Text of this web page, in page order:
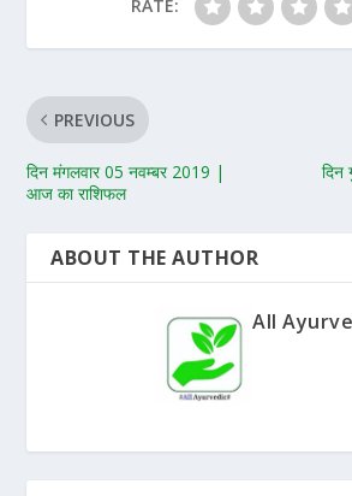
RATE:
PREVIOUS
दिन मंगलवार 05 नवम्बर 2019 |
आज का राशिफल
दिन
ABOUT THE AUTHOR
All